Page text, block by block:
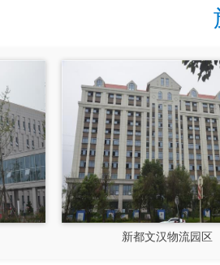
流园区 大运会十